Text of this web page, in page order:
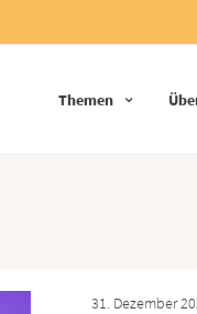
Themen
31. Dezember